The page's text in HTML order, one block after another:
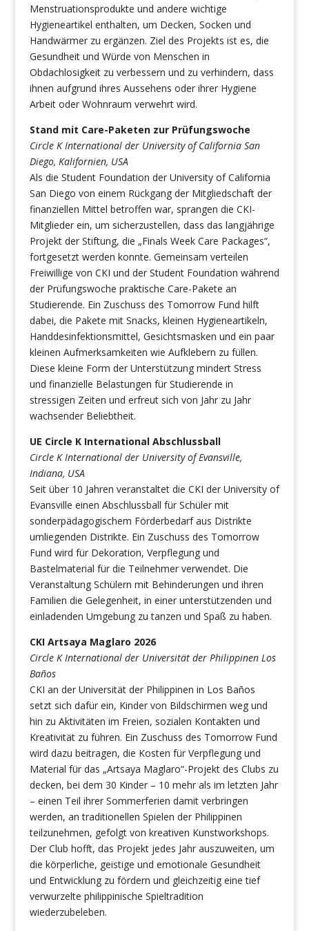
Menstruationsprodukte und andere wichtige
Hygieneartikel enthalten, um Decken, Socken und
Handwärmer zu ergänzen. Ziel des Projekts ist es, die
Gesundheit und Würde von Menschen in
Obdachlosigkeit zu verbessern und zu verhindern, dass
ihnen aufgrund ihres Aussehens oder ihrer Hygiene
Arbeit oder Wohnraum verwehrt wird.
Stand mit Care-Paketen zur Prüfungswoche
Circle K International der University of California San
Diego, Kalifornien, USA
Als die Student Foundation der University of California
San Diego von einem Rückgang der Mitgliedschaft der
finanziellen Mittel betroffen war, sprangen die CKI-
Mitglieder ein, um sicherzustellen, dass das langjährige
Projekt der Stiftung, die „Finals Week Care Packages“,
fortgesetzt werden konnte. Gemeinsam verteilen
Freiwillige von CKI und der Student Foundation während
der Prüfungswoche praktische Care-Pakete an
Studierende. Ein Zuschuss des Tomorrow Fund hilft
dabei, die Pakete mit Snacks, kleinen Hygieneartikeln,
Handdesinfektionsmittel, Gesichtsmasken und ein paar
kleinen Aufmerksamkeiten wie Aufklebern zu füllen.
Diese kleine Form der Unterstützung mindert Stress
und finanzielle Belastungen für Studierende in
stressigen Zeiten und erfreut sich von Jahr zu Jahr
wachsender Beliebtheit.
UE Circle K International Abschlussball
Circle K International der University of Evansville,
Indiana, USA
Seit über 10 Jahren veranstaltet die CKI der University of
Evansville einen Abschlussball für Schüler mit
sonderpädagogischem Förderbedarf aus Distrikte
umliegenden Distrikte. Ein Zuschuss des Tomorrow
Fund wird für Dekoration, Verpflegung und
Bastelmaterial für die Teilnehmer verwendet. Die
Veranstaltung Schülern mit Behinderungen und ihren
Familien die Gelegenheit, in einer unterstützenden und
einladenden Umgebung zu tanzen und Spaß zu haben.
CKI Artsaya Maglaro 2026
Circle K International der Universität der Philippinen Los
Baños
CKI an der Universität der Philippinen in Los Baños
setzt sich dafür ein, Kinder von Bildschirmen weg und
hin zu Aktivitäten im Freien, sozialen Kontakten und
Kreativität zu führen. Ein Zuschuss des Tomorrow Fund
wird dazu beitragen, die Kosten für Verpflegung und
Material für das „Artsaya Maglaro“-Projekt des Clubs zu
decken, bei dem 30 Kinder – 10 mehr als im letzten Jahr
– einen Teil ihrer Sommerferien damit verbringen
werden, an traditionellen Spielen der Philippinen
teilzunehmen, gefolgt von kreativen Kunstworkshops.
Der Club hofft, das Projekt jedes Jahr auszuweiten, um
die körperliche, geistige und emotionale Gesundheit
und Entwicklung zu fördern und gleichzeitig eine tief
verwurzelte philippinische Spieltradition
wiederzubeleben.